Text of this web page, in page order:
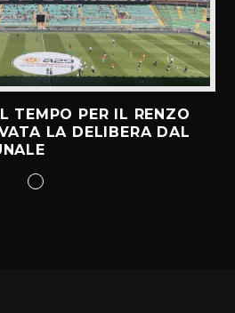
TEMPO PER IL RENZO
LA DELIBERA DAL